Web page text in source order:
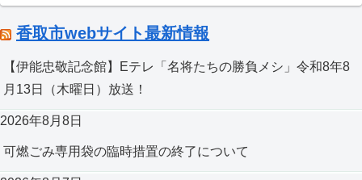
香取市webサイト最新情報
【伊能忠敬記念館】Eテレ「名将たちの勝負メシ」令和8年8
月13日（木曜日）放送！
2026年8月8日
可燃ごみ専用袋の臨時措置の終了について